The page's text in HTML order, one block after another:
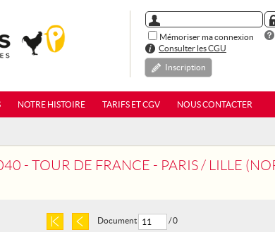
Mémoriser ma connexion
Consulter les CGU
Inscription
NOTRE HISTOIRE TARIFS ET CGV NOUS CONTACTER
DE FRANCE - PARIS / LILLE (NORD, PAS-DE-CALAIS).
Document / 0